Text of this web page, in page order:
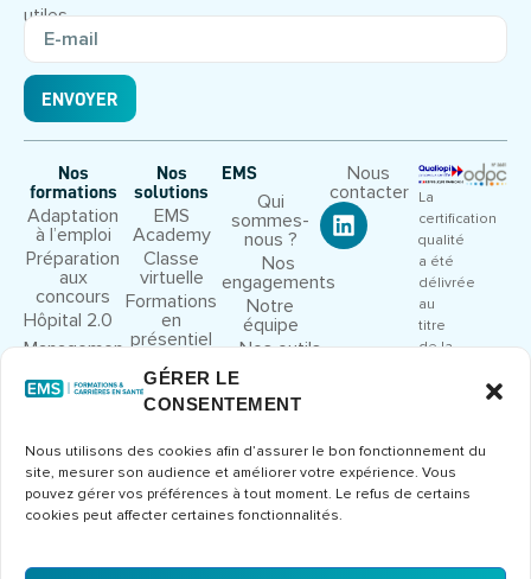
GÉRER LE
CONSENTEMENT
Nous utilisons des cookies afin d’assurer le bon fonctionnement du
site, mesurer son audience et améliorer votre expérience. Vous
pouvez gérer vos préférences à tout moment. Le refus de certains
cookies peut affecter certaines fonctionnalités.
utiles.
ENVOYER
Nos
formations
Adaptation
à l’emploi
Préparation
aux
concours
Hôpital 2.0
Management
Droit et
Congrès et
séminaires
Formations
métier
Nos
solutions
EMS
Academy
Classe
virtuelle
Formations
en
présentiel
EMS
Qui
sommes-
nous ?
Nos
engagements
Notre
équipe
Nos outils
pédagogiques
Nous
rejoindre
Nous
contacter
La
certification
qualité
a été
délivrée
au
titre
de la
ACTIONS
DE
FORMATION